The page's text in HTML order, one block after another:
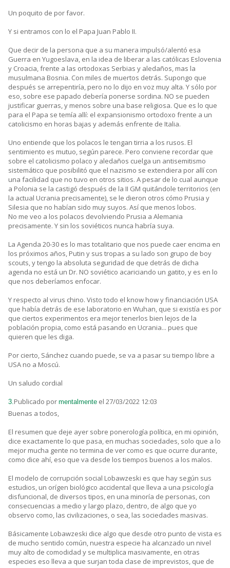
Un poquito de por favor.
Y si entramos con lo el Papa Juan Pablo II.
Que decir de la persona que a su manera impulsó/alentó esa
Guerra en Yugoeslava, en la idea de liberar a las católicas Eslovenia
y Croacia, frente a las ortodoxas Serbias y aledaños, mas la
musulmana Bosnia. Con miles de muertos detrás. Supongo que
después se arrepentiría, pero no lo dijo en voz muy alta. Y sólo por
eso, sobre ese papado debería ponerse sordina. NO se pueden
justificar guerras, y menos sobre una base religiosa. Que es lo que
para el Papa se temía allí: el expansionismo ortodoxo frente a un
catolicismo en horas bajas y además enfrente de Italia.
Uno entiende que los polacos le tengan tirria a los rusos. El
sentimiento es mutuo, según parece. Pero conviene recordar que
sobre el catolicismo polaco y aledaños cuelga un antisemitismo
sistemático que posibilitó que el nazismo se extendiera por allí con
una facilidad que no tuvo en otros sitios. A pesar de lo cual aunque
a Polonia se la castigó después de la II GM quitándole territorios (en
la actual Ucrania precisamente), se le dieron otros cómo Prusia y
Silesia que no habían sido muy suyos. Así que menos lobos.
No me veo a los polacos devolviendo Prusia a Alemania
precisamente. Y sin los soviéticos nunca habría suya.
La Agenda 20-30 es lo mas totalitario que nos puede caer encima en
los próximos años, Putin y sus tropas a su lado son grupo de boy
scouts, y tengo la absoluta seguridad de que detrás de dicha
agenda no está un Dr. NO soviético acariciando un gatito, y es en lo
que nos deberíamos enfocar.
Y respecto al virus chino. Visto todo el know how y financiación USA
que había detrás de ese laboratorio en Wuhan, que si existía es por
que ciertos experimentos era mejor tenerlos bien lejos de la
población propia, como está pasando en Ucrania... pues que
quieren que les diga.
Por cierto, Sánchez cuando puede, se va a pasar su tiempo libre a
USA no a Moscú.
Un saludo cordial
3.Publicado por mentalmente el 27/03/2022 12:03
Buenas a todos,
El resumen que deje ayer sobre ponerología política, en mi opinión,
dice exactamente lo que pasa, en muchas sociedades, solo que a lo
mejor mucha gente no termina de ver como es que ocurre durante,
como dice ahí, eso que va desde los tiempos buenos a los malos.
El modelo de corrupción social Lobawzeski es que hay según sus
estudios, un orígen biológico accidental que lleva a una psicología
disfuncional, de diversos tipos, en una minoría de personas, con
consecuencias a medio y largo plazo, dentro, de algo que yo
observo como, las civilizaciones, o sea, las sociedades masivas.
Básicamente Lobawzeski dice algo que desde otro punto de vista es
de mucho sentido común, nuestra especie ha alcanzado un nivel
muy alto de comodidad y se multiplica masivamente, en otras
especies eso lleva a que surjan toda clase de imprevistos, que de